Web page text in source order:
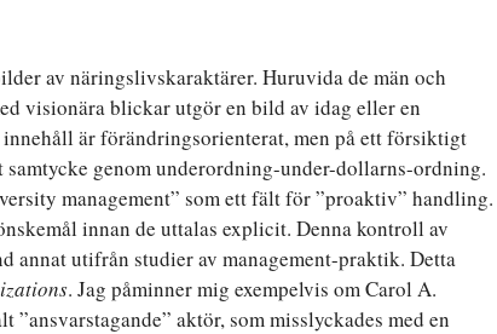
av näringslivskaraktärer. Huruvida de män och
visionära blickar utgör en bild av idag eller en
är förändringsorienterat, men på ett försiktigt
samtycke genom underordning-under-dollarns-ordning.
management” som ett fält för ”proaktiv” handling.
innan de uttalas explicit. Denna kontroll av
annat utifrån studier av management-praktik. Detta
. Jag påminner mig exempelvis om Carol A.
aktör, som misslyckades med en